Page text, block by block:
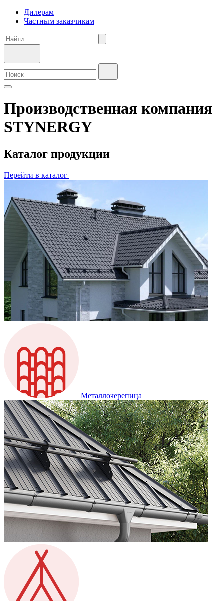
Дилерам
Частным заказчикам
Производственная компания
STYNERGY
Каталог продукции
Перейти в каталог
Металлочерепица